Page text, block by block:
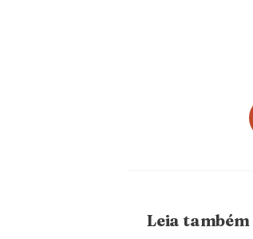
Leia também